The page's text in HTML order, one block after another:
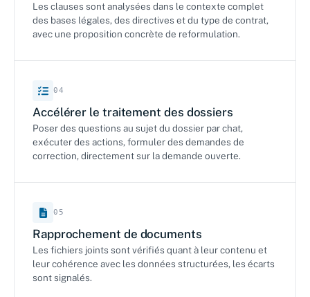
Les clauses sont analysées dans le contexte complet
des bases légales, des directives et du type de contrat,
avec une proposition concrète de reformulation.
04
Accélérer le traitement des dossiers
Poser des questions au sujet du dossier par chat,
exécuter des actions, formuler des demandes de
correction, directement sur la demande ouverte.
05
Rapprochement de documents
Les fichiers joints sont vérifiés quant à leur contenu et
leur cohérence avec les données structurées, les écarts
sont signalés.